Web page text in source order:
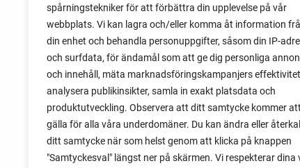
spårningstekniker för att förbättra din upplevelse på vår
webbplats. Vi kan lagra och/eller komma åt information
din enhet och behandla personuppgifter, såsom din IP-
och surfdata, för ändamål som att ge dig personliga
och innehåll, mäta marknadsföringskampanjers
analysera publikinsikter, samla in exakt platsdata och
produktutveckling. Observera att ditt samtycke kommer att
gälla för alla våra underdomäner. Du kan ändra eller
ditt samtycke när som helst genom att klicka på knappen
"Samtyckesval" längst ner på skärmen. Vi respekterar dina
06 augusti 2026
Sätta vitlök på våren i Sverige
Om du har tur med vädret kan det gå
att sätta vitlök också på våren. Men
tillförlitligast är att sätta vitlök på
och vintern.